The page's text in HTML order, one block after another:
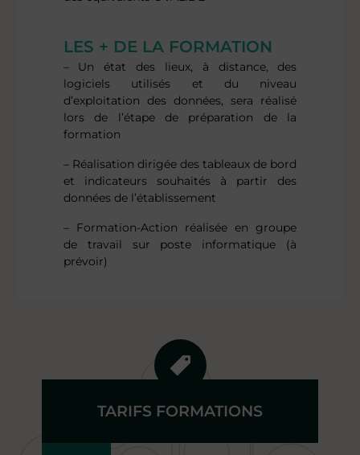
LES + DE LA FORMATION
– Un état des lieux, à distance, des
logiciels utilisés et du niveau
d’exploitation des données, sera réalisé
lors de l’étape de préparation de la
formation
– Réalisation dirigée des tableaux de bord
et indicateurs souhaités à partir des
données de l’établissement
– Formation-Action réalisée en groupe
de travail sur poste informatique (à
prévoir)
TARIFS FORMATIONS